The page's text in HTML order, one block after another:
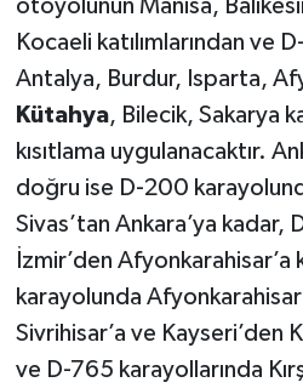
otoyolunun Manisa,
Kocaeli katılımlarından ve
Antalya, Burdur, Isparta,
Kütahya, Bilecik, Sakarya
kısıtlama uygulanacaktır.
doğru ise D-200
Sivas’tan Ankara’ya
İzmir’den
karayolunda
Sivrihisar’a ve Kayseri’den
ve D-765 karayollarında